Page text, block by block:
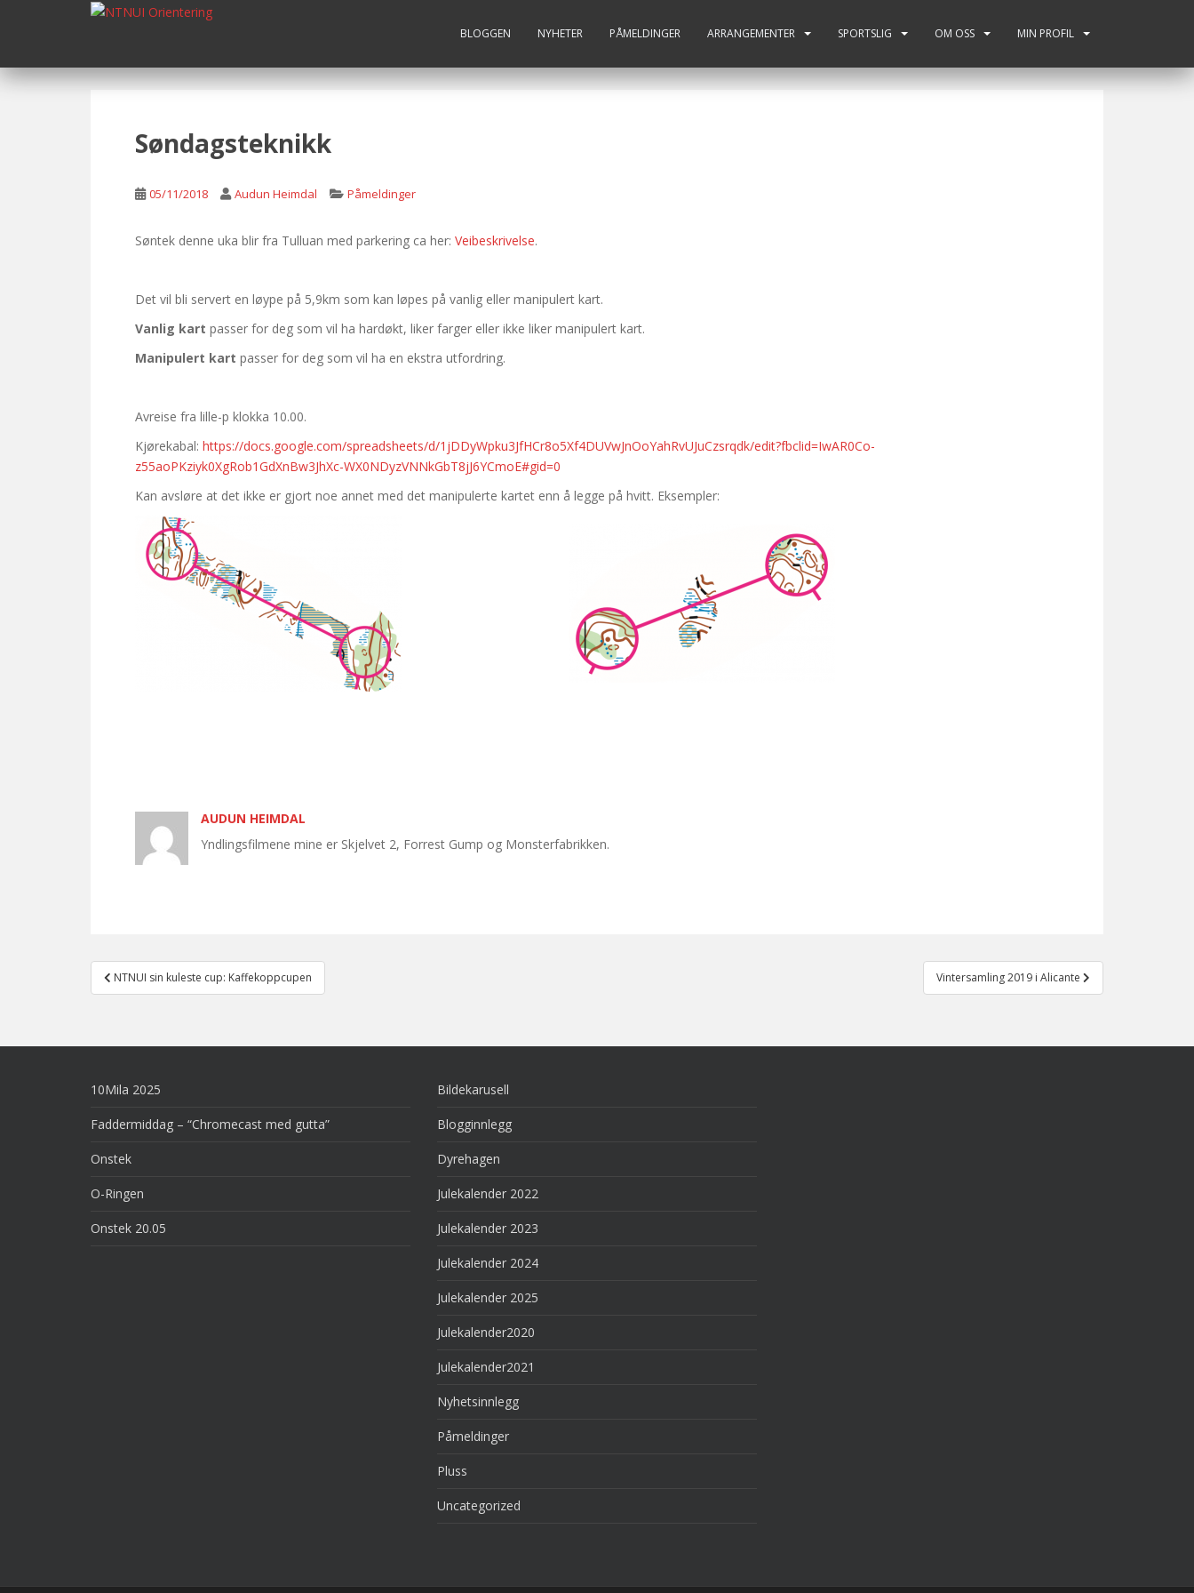
p
BLOGGEN NYHETER PÅMELDINGER ARRANGEMENTER SPORTSLIG OM OSS MIN PROFIL
Søndagsteknikk
05/11/2018 Audun Heimdal Påmeldinger
Søntek denne uka blir fra Tulluan med parkering ca her: Veibeskrivelse.
Det vil bli servert en løype på 5,9km som kan løpes på vanlig eller manipulert kart.
Vanlig kart passer for deg som vil ha hardøkt, liker farger eller ikke liker manipulert kart.
Manipulert kart passer for deg som vil ha en ekstra utfordring.
Avreise fra lille-p klokka 10.00.
Kjørekabal: https://docs.google.com/spreadsheets/d/1jDDyWpku3JfHCr8o5Xf4DUVwJnOoYahRvUJuCzsrqdk/edit?fbclid=IwAR0Co-
z55aoPKziyk0XgRob1GdXnBw3JhXc-WX0NDyzVNNkGbT8jJ6YCmoE#gid=0
Kan avsløre at det ikke er gjort noe annet med det manipulerte kartet enn å legge på hvitt. Eksempler:
AUDUN HEIMDAL
Yndlingsfilmene mine er Skjelvet 2, Forrest Gump og Monsterfabrikken.
Post
navigation
NTNUI sin kuleste cup: Kaffekoppcupen Vintersamling 2019 i Alicante
10Mila 2025
Faddermiddag – “Chromecast med gutta”
Onstek
O-Ringen
Onstek 20.05
Bildekarusell
Blogginnlegg
Dyrehagen
Julekalender 2022
Julekalender 2023
Julekalender 2024
Julekalender 2025
Julekalender2020
Julekalender2021
Nyhetsinnlegg
Påmeldinger
Pluss
Uncategorized